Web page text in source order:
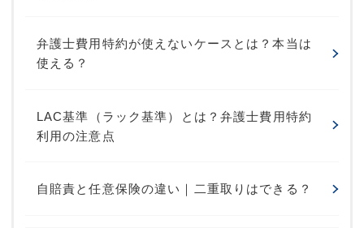
弁護士費用特約が使えないケースとは？本当は
使える？
LAC基準（ラック基準）とは？弁護士費用特約
利用の注意点
自賠責と任意保険の違い｜二重取りはできる？